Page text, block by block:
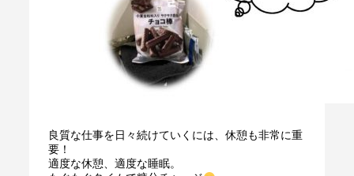
良質な仕事を日々続けていくには、休憩も非常に重
要！
適度な休憩、適度な睡眠。